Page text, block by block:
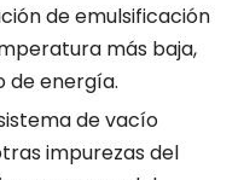
de emulsificación
más baja,
de energía.
de vacío
impurezas del